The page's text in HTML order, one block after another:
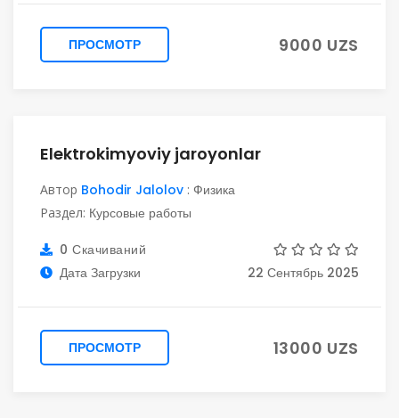
ПРОСМОТР 9000 UZS
Elektrokimyoviy jaroyonlar
Автор Bohodir Jalolov : Физика
Раздел: Курсовые работы
0 Скачиваний
Дата Загрузки
22 Сентябрь 2025
ПРОСМОТР 13000 UZS